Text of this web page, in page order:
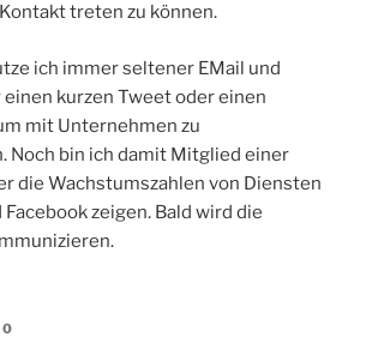
treten zu können.
ich immer seltener EMail und
kurzen Tweet oder einen
mit Unternehmen zu
Noch bin ich damit Mitglied einer
die Wachstumszahlen von Diensten
zeigen. Bald wird die